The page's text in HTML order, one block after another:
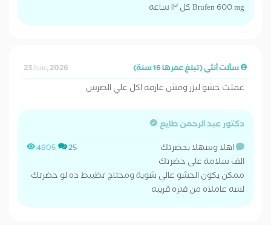
Brufen 600 mg كل ١٢ ساعه
سألت أنثى (تبلغ عمرها 16 سنة) 23 June, 2026
عملت حشو ليزر ومش عارفه اكل علي الضرس
دكتور عبد الرحمن طايع
4905 25
اهلا وسهلا بحضرتك
الف سلامة على حضرتك
ممكن يكون الحشو عالي شوية ومحتاج تظبيط ده لو حضرتك
لسه عاملاه من فتره قريبه